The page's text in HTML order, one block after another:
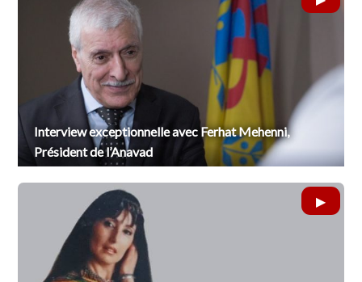
Interview exceptionnelle avec Ferhat Mehenni,
Président de l’Anavad